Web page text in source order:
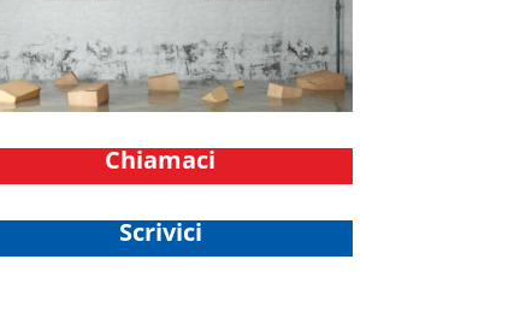
Chiamaci
Scrivici